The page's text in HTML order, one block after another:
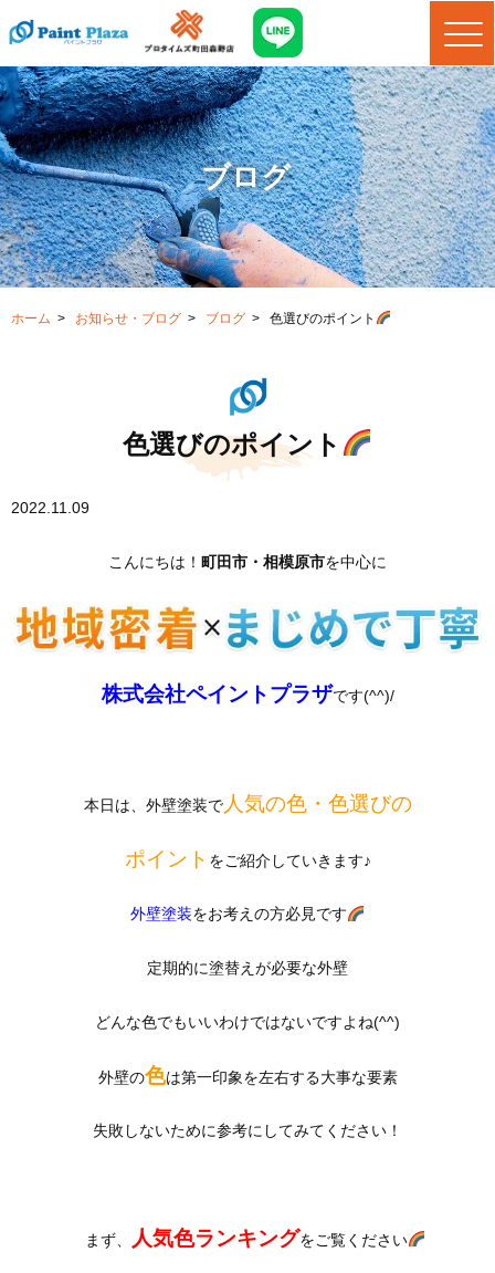
ブログ
ホーム > お知らせ・ブログ > ブログ > 色選びのポイント
色選びのポイント
2022.11.09
こんにちは！ 町田市・相模原市を中心に
株式会社ペイントプラザです(^^)/
本日は、外壁塗装で人気の色・色選びの
ポイント をご紹介していきます♪
外壁塗装をお考えの方必見です
定期的に塗替えが必要な外壁
どんな色でもいいわけではないですよね(^^)
外壁の色は第一印象を左右する大事な要素
失敗しないために参考にしてみてください！
まず、 人気色ランキングをご覧ください